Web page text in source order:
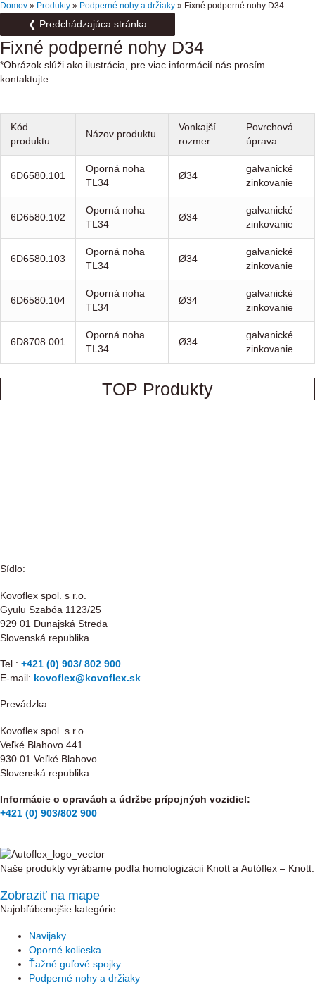
Domov » Produkty » Podperné nohy a držiaky » Fixné podperné nohy D34
❮ Predchádzajúca stránka
Fixné podperné nohy D34
*Obrázok slúži ako ilustrácia, pre viac informácií nás prosím
kontaktujte.
Kód
produktu
Názov produktu
Vonkajší
rozmer
Povrchová
úprava
6D6580.101
Oporná noha
TL34
Ø34
galvanické
zinkovanie
6D6580.102
Oporná noha
TL34
Ø34
galvanické
zinkovanie
6D6580.103
Oporná noha
TL34
Ø34
galvanické
zinkovanie
6D6580.104
Oporná noha
TL34
Ø34
galvanické
zinkovanie
6D8708.001
Oporná noha
TL34
Ø34
galvanické
zinkovanie
TOP Produkty
Sídlo:
Kovoflex spol. s r.o.
Gyulu Szabóa 1123/25
929 01 Dunajská Streda
Slovenská republika
Tel.: +421 (0) 903/ 802 900
E-mail: kovoflex@kovoflex.sk
Prevádzka:
Kovoflex spol. s r.o.
Veľké Blahovo 441
930 01 Veľké Blahovo
Slovenská republika
Informácie o opravách a údržbe prípojných vozidiel:
+421 (0) 903/802 900
Naše produkty vyrábame podľa homologizácií Knott a Autóflex – Knott.
Zobraziť na mape
Najobľúbenejšie kategórie:
Navijaky
Oporné kolieska
Ťažné guľové spojky
Podperné nohy a držiaky